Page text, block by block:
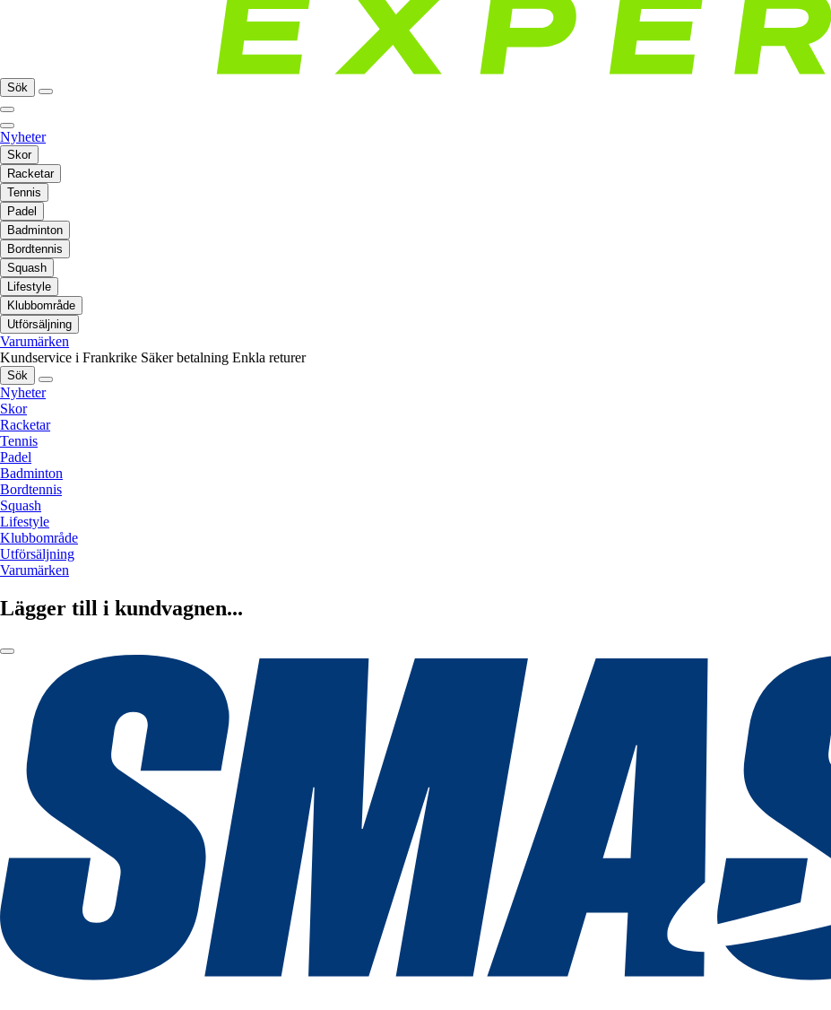
Sök
Nyheter
Skor
Racketar
Tennis
Padel
Badminton
Bordtennis
Squash
Lifestyle
Klubbområde
Utförsäljning
Varumärken
Kundservice i Frankrike Säker betalning Enkla returer
Sök
Nyheter
Skor
Racketar
Tennis
Padel
Badminton
Bordtennis
Squash
Lifestyle
Klubbområde
Utförsäljning
Varumärken
Lägger till i kundvagnen...